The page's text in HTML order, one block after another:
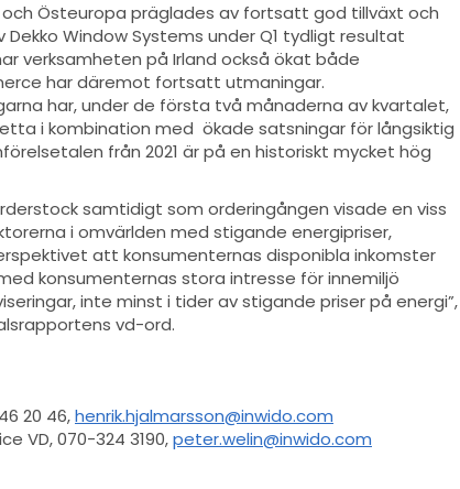
Östeuropa präglades av fortsatt god tillväxt och
Window Systems under Q1 tydligt resultat
verksamheten på Irland också ökat både
har däremot fortsatt utmaningar.
har, under de första två månaderna av kvartalet,
i kombination med ökade satsningar för långsiktig
från 2021 är på en historiskt mycket hög
samtidigt som orderingången visade en viss
i omvärlden med stigande energipriser,
att konsumenternas disponibla inkomster
konsumenternas stora intresse för innemiljö
inte minst i tider av stigande priser på energi”,
vd-ord.
20 46,henrik.hjalmarsson@inwido.com
VD, 070-324 3190,peter.welin@inwido.com